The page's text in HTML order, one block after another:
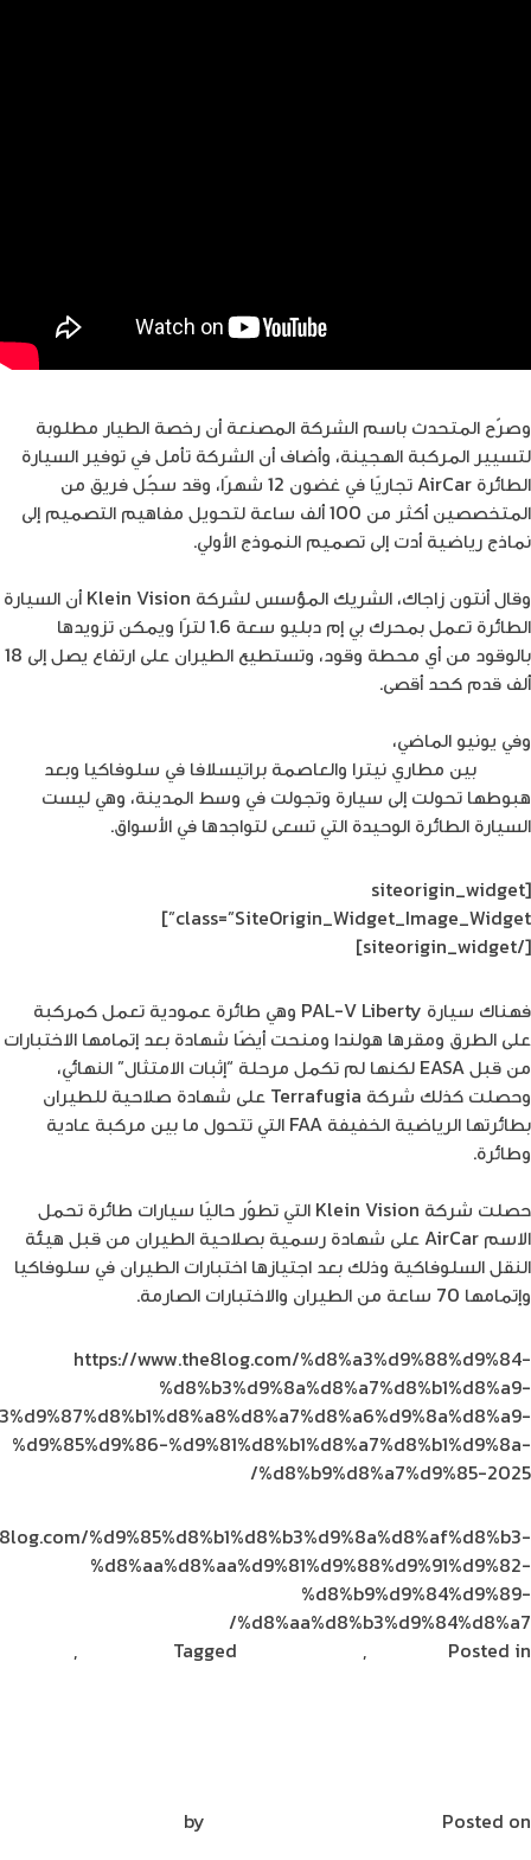
وصرّح المتحدث باسم الشركة المصنعة أن رخصة الطيار مطلوبة
لتسيير المركبة الهجينة، وأضاف أن الشركة تأمل في توفير السيارة
الطائرة AirCar تجاريًا في غضون 12 شهرًا، وقد سجّل فريق من
المتخصصين أكثر من 100 ألف ساعة لتحويل مفاهيم التصميم إلى
نماذج رياضية أدت إلى تصميم النموذج الأولي.
وقال أنتون زاجاك، الشريك المؤسس لشركة Klein Vision أن السيارة
الطائرة تعمل بمحرك بي إم دبليو سعة 1.6 لترًا ويمكن تزويدها
بالوقود من أي محطة وقود، وتستطيع الطيران على ارتفاع يصل إلى 18
ألف قدم كحد أقصى.
وفي يونيو الماضي،
بين مطاري نيترا والعاصمة براتيسلافا في سلوفاكيا وبعد
هبوطها تحولت إلى سيارة وتجولت في وسط المدينة، وهي ليست
السيارة الطائرة الوحيدة التي تسعى لتواجدها في الأسواق.
[siteorigin_widget
class=”SiteOrigin_Widget_Image_Widget”]
[/siteorigin_widget]
فهناك سيارة PAL-V Liberty وهي طائرة عمودية تعمل كمركبة
على الطرق ومقرها هولندا ومنحت أيضًا شهادة بعد إتمامها الاختبارات
من قبل EASA لكنها لم تكمل مرحلة “إثبات الامتثال” النهائي،
وحصلت كذلك شركة Terrafugia على شهادة صلاحية للطيران
بطائرتها الرياضية الخفيفة FAA التي تتحول ما بين مركبة عادية
وطائرة.
حصلت شركة Klein Vision التي تطوّر حاليًا سيارات طائرة تحمل
الاسم AirCar على شهادة رسمية بصلاحية الطيران من قبل هيئة
النقل السلوفاكية وذلك بعد اجتيازها اختبارات الطيران في سلوفاكيا
وإتمامها 70 ساعة من الطيران والاختبارات الصارمة.
https://www.the8log.com/%d8%a3%d9%88%d9%84-
%d8%b3%d9%8a%d8%a7%d8%b1%d8%a9-
%d9%85%d9%86-%d9%81%d8%b1%d8%a7%d8%b1%d9%8a-
%d8%b9%d8%a7%d9%85-2025/
%d9%85%d8%b1%d8%b3%d9%8a%d8%af%d8%b3-
%d8%aa%d8%aa%d9%81%d9%88%d9%91%d9%82-
%d8%b9%d9%84%d9%89-
%d8%aa%d8%b3%d9%84%d8%a7/
Posted in
,
Tagged
,
Posted on